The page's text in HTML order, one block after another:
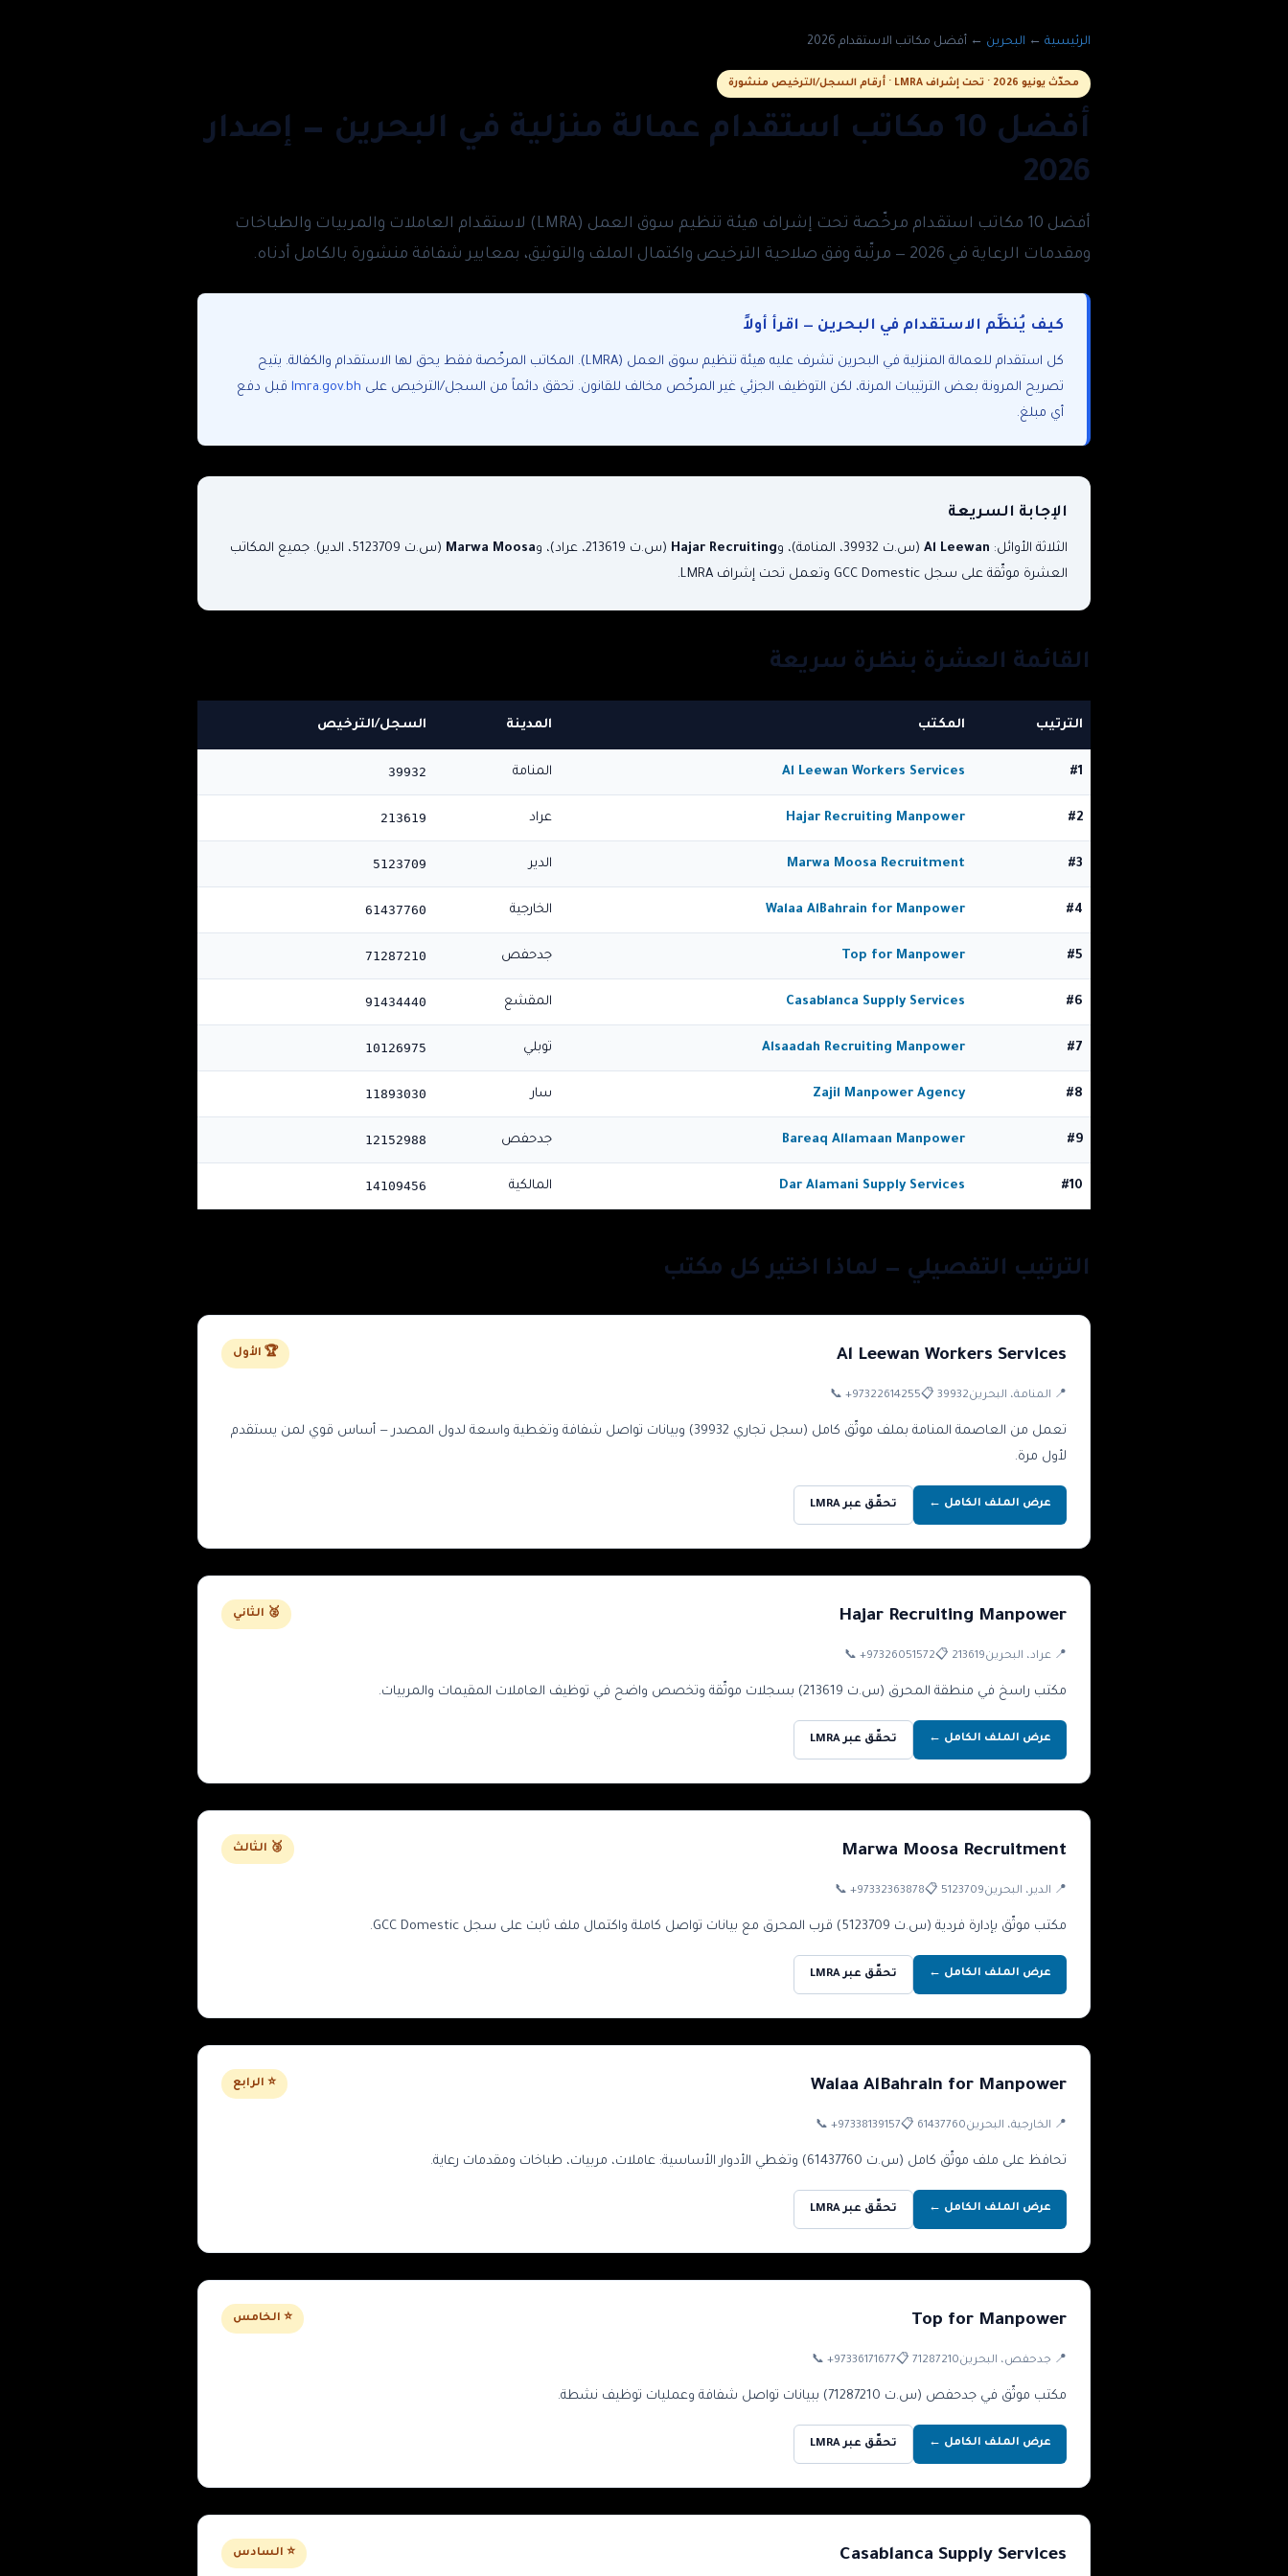
الرئيسية ← البحرين ← أفضل مكاتب الاستقدام 2026
محدّث يونيو 2026 · تحت إشراف LMRA · أرقام السجل/الترخيص منشورة
أفضل 10 مكاتب استقدام عمالة منزلية في البحرين — إصدار
2026
أفضل 10 مكاتب استقدام مرخّصة تحت إشراف هيئة تنظيم سوق العمل (LMRA) لاستقدام العاملات والمربيات والطباخات
ومقدمات الرعاية في 2026 — مرتّبة وفق صلاحية الترخيص واكتمال الملف والتوثيق، بمعايير شفافة منشورة بالكامل أدناه.
كيف يُنظَّم الاستقدام في البحرين — اقرأ أولاً
كل استقدام للعمالة المنزلية في البحرين تشرف عليه هيئة تنظيم سوق العمل (LMRA). المكاتب المرخّصة فقط يحق لها الاستقدام والكفالة. يتيح
تصريح المرونة بعض الترتيبات المرنة، لكن التوظيف الجزئي غير المرخّص مخالف للقانون. تحقق دائماً من السجل/الترخيص على lmra.gov.bh قبل دفع
أي مبلغ.
الإجابة السريعة
الثلاثة الأوائل: Al Leewan (س.ت 39932، المنامة)، و Hajar Recruiting (س.ت 213619، عراد)، و Marwa Moosa
(س.ت 5123709، الدير). جميع المكاتب
العشرة موثّقة على سجل GCC Domestic وتعمل تحت إشراف LMRA.
القائمة العشرة بنظرة سريعة
الترتيب المكتب المدينة السجل/الترخيص
#1
Al Leewan Workers Services المنامة 39932
#2
Hajar Recruiting Manpower عراد 213619
#3
Marwa Moosa Recruitment الدير 5123709
#4
Walaa AlBahrain for Manpower الخارجية 61437760
#5
Top for Manpower جدحفص 71287210
#6
Casablanca Supply Services المقشع 91434440
#7
Alsaadah Recruiting Manpower توبلي 10126975
#8
Zajil Manpower Agency سار 11893030
#9
Bareaq Allamaan Manpower جدحفص 12152988
#10
Dar Alamani Supply Services المالكية 14109456
الترتيب التفصيلي — لماذا اختير كل مكتب
Al Leewan Workers Services 🏆 الأول
📍 المنامة، البحرين 📋 39932
📞 +97322614255
تعمل من العاصمة المنامة بملف موثّق كامل (سجل تجاري 39932) وبيانات تواصل شفافة وتغطية واسعة لدول المصدر — أساس قوي لمن يستقدم
لأول مرة.
عرض الملف الكامل ← تحقّق عبر LMRA
Hajar Recruiting Manpower 🥈 الثاني
📍 عراد، البحرين 📋 213619
📞 +97326051572
مكتب راسخ في منطقة المحرق (س.ت 213619) بسجلات موثّقة وتخصص واضح في توظيف العاملات المقيمات والمربيات.
عرض الملف الكامل ← تحقّق عبر LMRA
Marwa Moosa Recruitment 🥉 الثالث
📍 الدير، البحرين 📋 5123709
📞 +97332363878
مكتب موثّق بإدارة فردية (س.ت 5123709) قرب المحرق مع بيانات تواصل كاملة واكتمال ملف ثابت على سجل GCC Domestic.
عرض الملف الكامل ← تحقّق عبر LMRA
Walaa AlBahrain for Manpower ⭐ الرابع
📍 الخارجية، البحرين 📋 61437760
📞 +97338139157
تحافظ على ملف موثّق كامل (س.ت 61437760) وتغطي الأدوار الأساسية: عاملات، مربيات، طباخات ومقدمات رعاية.
عرض الملف الكامل ← تحقّق عبر LMRA
Top for Manpower ⭐ الخامس
📍 جدحفص، البحرين 📋 71287210
📞 +97336171677
مكتب موثّق في جدحفص (س.ت 71287210) ببيانات تواصل شفافة وعمليات توظيف نشطة.
عرض الملف الكامل ← تحقّق عبر LMRA
Casablanca Supply Services ⭐ السادس